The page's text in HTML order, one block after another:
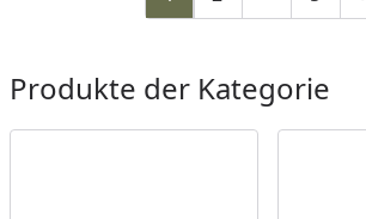
Zu Seite 2 Zu
Produkte der Kategorie